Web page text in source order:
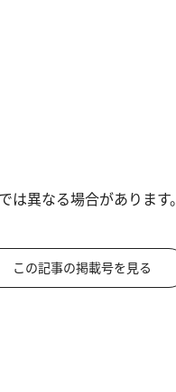
異なる場合があります。
この記事の掲載号を見る